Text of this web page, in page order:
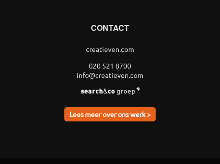
CONTACT
creatieven.com
020 521 8700
info@creatieven.com
Lees meer over ons werk >